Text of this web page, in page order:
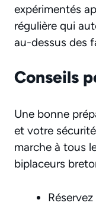
expérimentés
régulière qui
au-dessus des
Conseils
Une bonne
et votre
marche à tous
biplaceurs